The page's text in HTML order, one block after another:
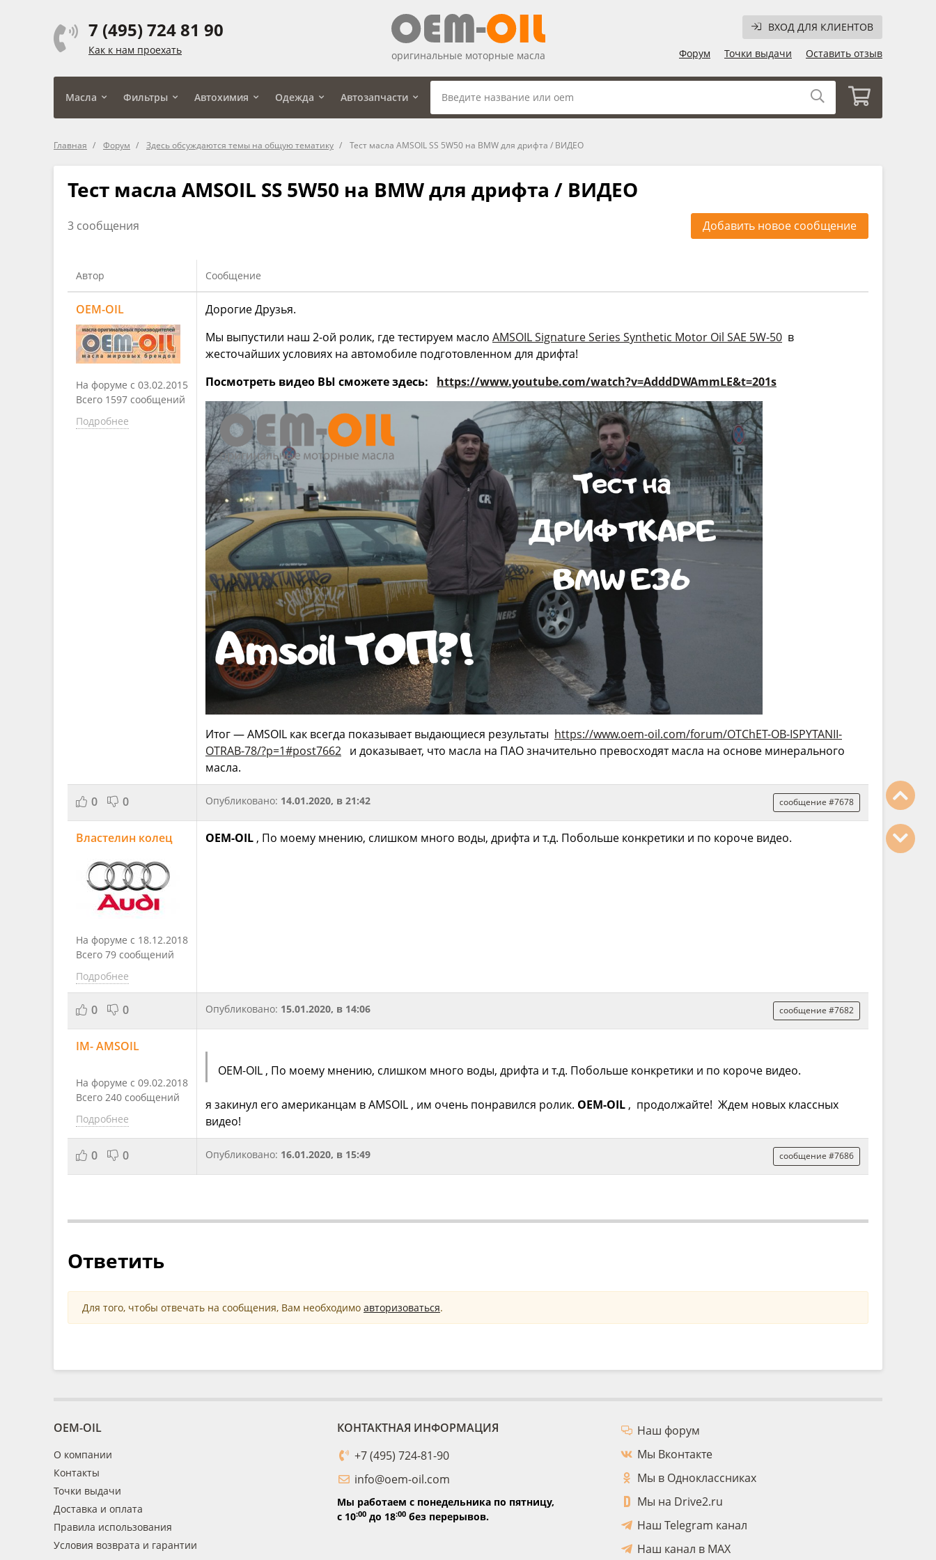
7 (495) 724 81 90
Как к нам проехать
ВХОД ДЛЯ КЛИЕНТОВ
Форум
Точки выдачи Оставить отзыв
оригинальные моторные масла
Масла Фильтры Автохимия Одежда Автозапчасти
Главная Форум Здесь обсуждаются темы на общую тематику Тест масла AMSOIL SS 5W50 на BMW для дрифта / ВИДЕО
Тест масла AMSOIL SS 5W50 на BMW для дрифта / ВИДЕО
3 сообщения Добавить новое сообщение
Автор Сообщение
OEM-OIL
На форуме с 03.02.2015
Всего 1597 сообщений
Подробнее
Дорогие Друзья.
Мы выпустили наш 2-ой ролик, где тестируем масло AMSOIL Signature Series Synthetic Motor Oil SAE 5W-50 в
жесточайших условиях на автомобиле подготовленном для дрифта!
Посмотреть видео ВЫ сможете здесь:
https://www.youtube.com/watch?v=AdddDWAmmLE&t=201s
Итог — AMSOIL как всегда показывает выдающиеся результаты https://www.oem-oil.com/forum/OTChET-OB-ISPYTANII-
OTRAB-78/?p=1#post7662 и доказывает, что масла на ПАО значительно превосходят масла на основе минерального
масла.
0 0 Опубликовано: 14.01.2020, в 21:42 сообщение #7678
Властелин колец
На форуме с 18.12.2018
Всего 79 сообщений
Подробнее
OEM-OIL , По моему мнению, слишком много воды, дрифта и т.д. Побольше конкретики и по короче видео.
0 0 Опубликовано: 15.01.2020, в 14:06 сообщение #7682
IM- AMSOIL
На форуме с 09.02.2018
Всего 240 сообщений
Подробнее
OEM-OIL , По моему мнению, слишком много воды, дрифта и т.д. Побольше конкретики и по короче видео.
я закинул его американцам в AMSOIL , им очень понравился ролик. OEM-OIL , продолжайте! Ждем новых классных
видео!
0 0 Опубликовано: 16.01.2020, в 15:49 сообщение #7686
Ответить
Для того, чтобы отвечать на сообщения, Вам необходимо авторизоваться.
OEM-OIL
О компании
Контакты
Точки выдачи
Доставка и оплата
Правила использования
Условия возврата и гарантии
КОНТАКТНАЯ ИНФОРМАЦИЯ
+7 (495) 724-81-90
info@oem-oil.com
Мы работаем с понедельника по пятницу,
с 10:00до 18:00без перерывов.
Наш форум
Мы Вконтакте
Мы в Одноклассниках
Мы на Drive2.ru
Наш Telegram канал
Наш канал в MAX